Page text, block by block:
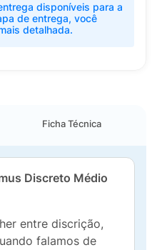
disponíveis para a
de entrega, você
detalhada.
Ficha Técnica
Discreto Médio
entre discrição,
falamos de